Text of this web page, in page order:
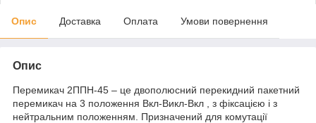
Опис Доставка Оплата Умови повернення
Опис
Перемикач 2ППН-45 – це двополюсний перекидний пакетний
перемикач на 3 положення Вкл-Викл-Вкл , з фіксацією і з
нейтральним положенням. Призначений для комутації